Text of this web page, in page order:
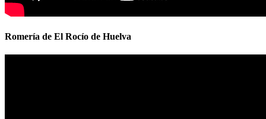
Romería de El Rocío de Huelva